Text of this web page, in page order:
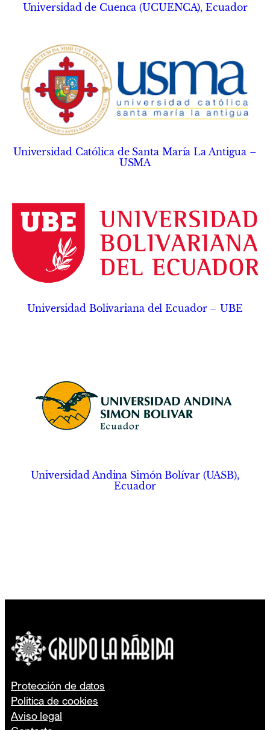
Universidad de Cuenca (UCUENCA), Ecuador
Universidad Católica de Santa María La Antigua –
USMA
Universidad Bolivariana del Ecuador – UBE
Universidad Andina Simón Bolívar (UASB),
Ecuador
Protección de datos
Política de cookies
Aviso legal